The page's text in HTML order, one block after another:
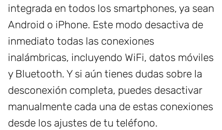
integrada en todos los smartphones, ya sean
Android o iPhone. Este modo desactiva de
inmediato todas las conexiones
inalámbricas, incluyendo WiFi, datos móviles
y Bluetooth. Y si aún tienes dudas sobre la
desconexión completa, puedes desactivar
manualmente cada una de estas conexiones
desde los ajustes de tu teléfono.